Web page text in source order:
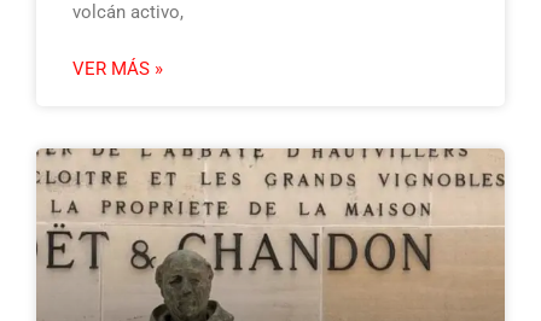
volcán activo,
VER MÁS »